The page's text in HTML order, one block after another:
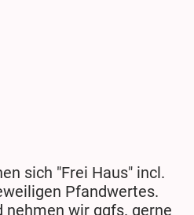
sich "Frei Haus" incl.
Pfandwertes.
nehmen wir ggfs. gerne